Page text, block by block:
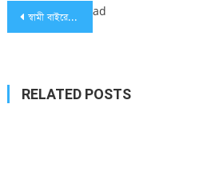
Post
স্বামী বাইরে, রাতের অন্ধকারে পরকীয়ায় মত্ত স্ত্রী, ধরা পরতেই… ad
RELATED POSTS